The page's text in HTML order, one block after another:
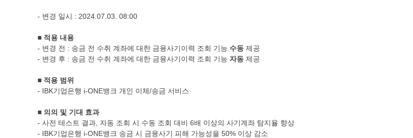
- 변경 일시 : 2024.07.03. 08:00
■ 적용 내용
- 변경 전 : 송금 전 수취 계좌에 대한 금융사기이력 조회 기능 수동 제공
- 변경 후 : 송금 전 수취 계좌에 대한 금융사기이력 조회 기능 자동 제공
■ 적용 범위
- IBK기업은행 i-ONE뱅크 개인 이체/송금 서비스
■ 의의 및 기대 효과
- 사전 테스트 결과, 자동 조회 시 수동 조회 대비 6배 이상의 사기계좌 탐지율 향상
- IBK기업은행 i-ONE뱅크 송금 시 금융사기 피해 가능성을 50% 이상 감소